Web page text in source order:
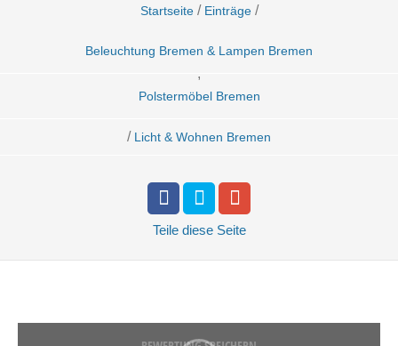
Startseite / Einträge /
Beleuchtung Bremen & Lampen Bremen
,
Polstermöbel Bremen
/ Licht & Wohnen Bremen
Teile diese Seite